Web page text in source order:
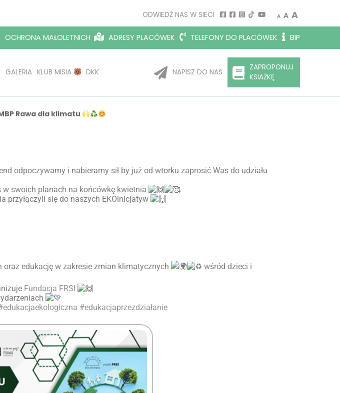
ODWIEDŹ NAS W SIECI A A A
OCHRONA MAŁOLETNICH ADRESY PLACÓWEK TELEFONY DO PLACÓWEK BIP
GALERIA KLUB MISIA DKK NAPISZ DO NAS
ZAPROPONUJ
KSIAŻKĘ
Rawa dla klimatu
odpoczywamy i nabieramy sił by już od wtorku zaprosić Was do udziału
swoich planach na końcówkę kwietnia
przyłączyli się do naszych EKOinicjatyw
edukację w zakresie zmian klimatycznych
wśród dzieci i
Fundacja FRSI
#edukacjaprzezdziałanie